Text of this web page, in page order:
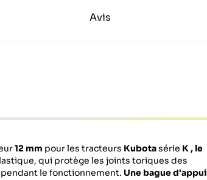
Avis
12 mm pour les tracteurs Kubotasérie K, le
qui protège les joints toriques des
le fonctionnement. Une bague d'appui